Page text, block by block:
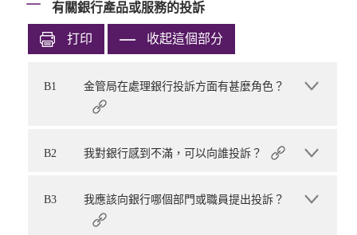
有關銀行產品或服務的投訴
打印 收起這個部分
B1 金管局在處理銀行投訴方面有甚麼角色？
B2 我對銀行感到不滿，可以向誰投訴？
B3 我應該向銀行哪個部門或職員提出投訴？